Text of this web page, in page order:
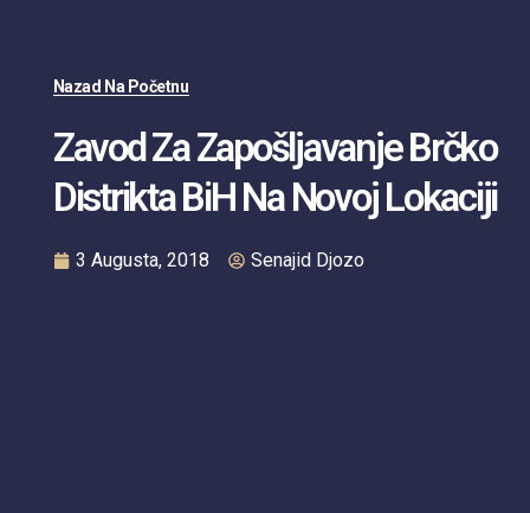
Nazad Na Početnu
Zavod Za Zapošljavanje Brčko
Distrikta BiH Na Novoj Lokaciji
3 Augusta, 2018 Senajid Djozo